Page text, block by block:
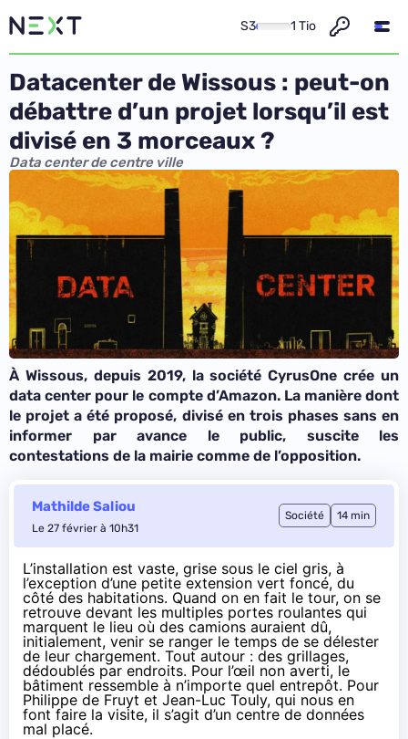
S3 1 Tio
Datacenter de Wissous : peut-on
débattre d’un projet lorsqu’il est
divisé en 3 morceaux ?
Data center de centre ville
À Wissous, depuis 2019, la société CyrusOne crée un
data center pour le compte d’Amazon. La manière dont
le projet a été proposé, divisé en trois phases sans en
informer par avance le public, suscite les
contestations de la mairie comme de l’opposition.
Mathilde Saliou
Le 27 février à 10h31
Société 14 min
L’installation est vaste, grise sous le ciel gris, à
l’exception d’une petite extension vert foncé, du
côté des habitations. Quand on en fait le tour, on se
retrouve devant les multiples portes roulantes qui
marquent le lieu où des camions auraient dû,
initialement, venir se ranger le temps de se délester
de leur chargement. Tout autour : des grillages,
dédoublés par endroits. Pour l’œil non averti, le
bâtiment ressemble à n’importe quel entrepôt. Pour
Philippe de Fruyt et Jean-Luc Touly, qui nous en
font faire la visite, il s’agit d’un centre de données
mal placé.